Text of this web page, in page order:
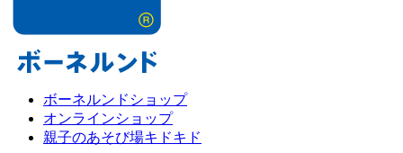
ボーネルンドショップ
オンラインショップ
親子のあそび場キドキド